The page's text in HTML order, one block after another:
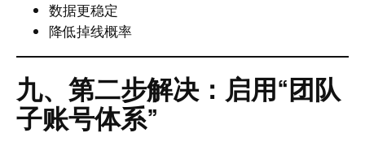
数据更稳定
降低掉线概率
九、第二步解决：启用“团队
子账号体系”